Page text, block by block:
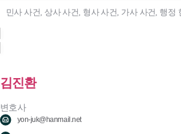
민사 사건, 상사 사건, 형사 사건, 가사 사건, 행정
김진환
변호사
yon-juk@hanmail.net